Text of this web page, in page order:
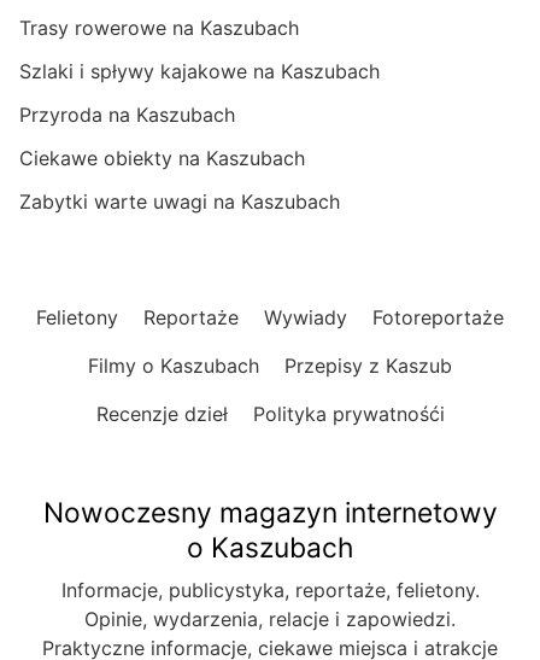
Trasy rowerowe na Kaszubach
Szlaki i spływy kajakowe na Kaszubach
Przyroda na Kaszubach
Ciekawe obiekty na Kaszubach
Zabytki warte uwagi na Kaszubach
Felietony Reportaże Wywiady
Fotoreportaże
Filmy o Kaszubach
Przepisy z Kaszub
Recenzje dzieł
Polityka prywatnośći
Nowoczesny magazyn internetowy
o Kaszubach
Informacje, publicystyka, reportaże, felietony.
Opinie, wydarzenia, relacje i zapowiedzi.
Praktyczne informacje, ciekawe miejsca i atrakcje